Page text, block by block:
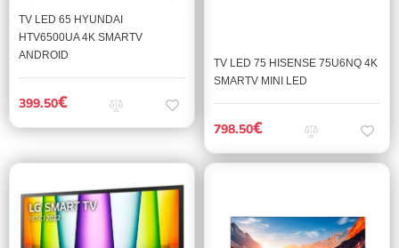
TV LED 65 HYUNDAI
HTV6500UA 4K SMARTV
ANDROID
399.50€
TV LED 75 HISENSE 75U6NQ 4K
SMARTV MINI LED
798.50€